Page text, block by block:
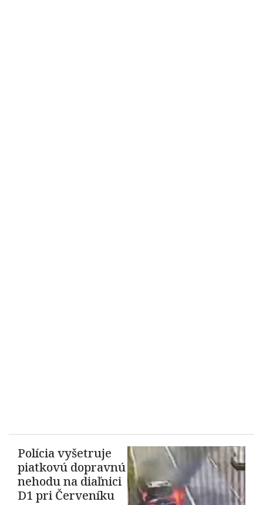
Polícia vyšetruje
piatkovú dopravnú
nehodu na diaľnici
D1 pri Červeníku